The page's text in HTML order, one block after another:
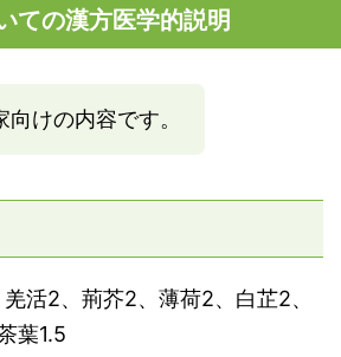
ての漢方医学的説明
向けの内容です。
活2、荊芥2、薄荷2、白芷2、
葉1.5